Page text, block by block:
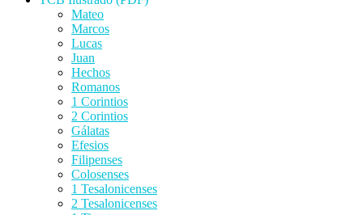
Mateo
Marcos
Lucas
Juan
Hechos
Romanos
1 Corintios
2 Corintios
Gálatas
Efesios
Filipenses
Colosenses
1 Tesalonicenses
2 Tesalonicenses